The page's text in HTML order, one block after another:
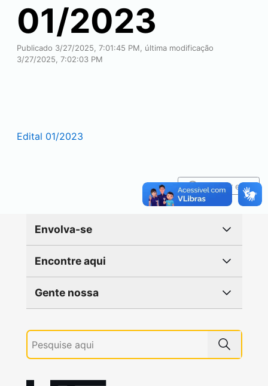
01/2023
Publicado 3/27/2025, 7:01:45 PM, última modificação
3/27/2025, 7:02:03 PM
Edital 01/2023
Reportar erro
Envolva-se
Encontre aqui
Gente nossa